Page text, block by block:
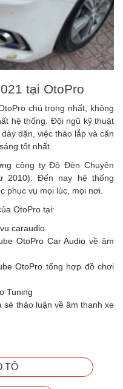
tại OtoPro
chú trọng nhất, không
hệ thống. Đội ngũ kỹ thuật
dặn, việc tháo lắp và căn
tốt nhất.
công ty Độ Đèn Chuyên
2010). Đến nay hệ thống
phục vụ mọi lúc, mọi nơi.
OtoPro tại:
OtoPro Car Audio về âm
OtoPro tổng hợp đồ chơi
Tuning
sẻ thảo luận về âm thanh xe
TÔ